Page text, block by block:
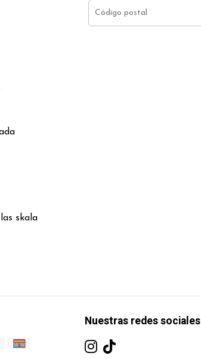
skala
Nuestras redes sociales